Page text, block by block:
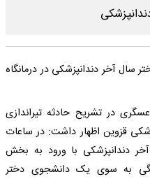
سال آخر دندانپزشکی در درمانگاه
در تشریح حادثه تیراندازی
قزوین اظهار داشت: در ساعات
دندانپزشکی با ورود به بخش
به سوی یک دانشجوی دختر